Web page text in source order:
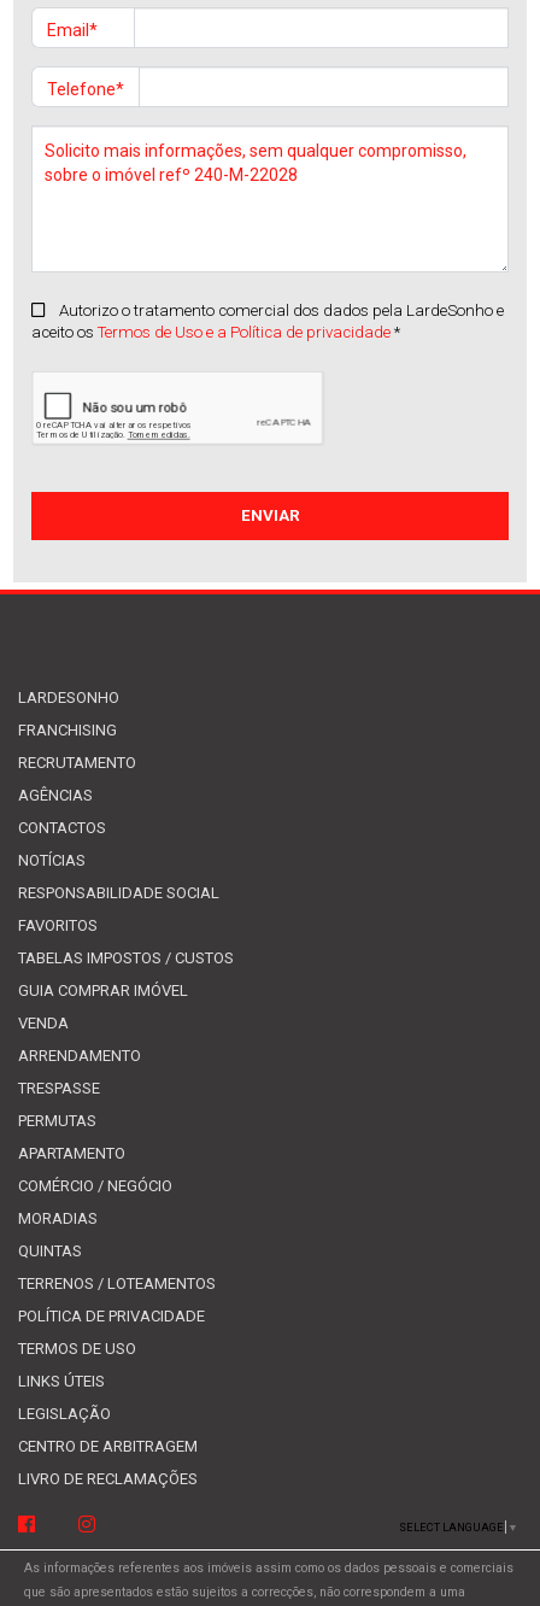
Email*
Telefone*
Autorizo o tratamento comercial dos dados pela LardeSonho e
aceito os Termos de Uso e a Política de privacidade *
LARDESONHO
FRANCHISING
RECRUTAMENTO
AGÊNCIAS
CONTACTOS
NOTÍCIAS
RESPONSABILIDADE SOCIAL
FAVORITOS
TABELAS IMPOSTOS / CUSTOS
GUIA COMPRAR IMÓVEL
VENDA
ARRENDAMENTO
TRESPASSE
PERMUTAS
APARTAMENTO
COMÉRCIO / NEGÓCIO
MORADIAS
QUINTAS
TERRENOS / LOTEAMENTOS
POLÍTICA DE PRIVACIDADE
TERMOS DE USO
LINKS ÚTEIS
LEGISLAÇÃO
CENTRO DE ARBITRAGEM
LIVRO DE RECLAMAÇÕES
SELECT LANGUAGE ▼
As informações referentes aos imóveis assim como os dados pessoais e comerciais
que são apresentados estão sujeitos a correcções, não correspondem a uma